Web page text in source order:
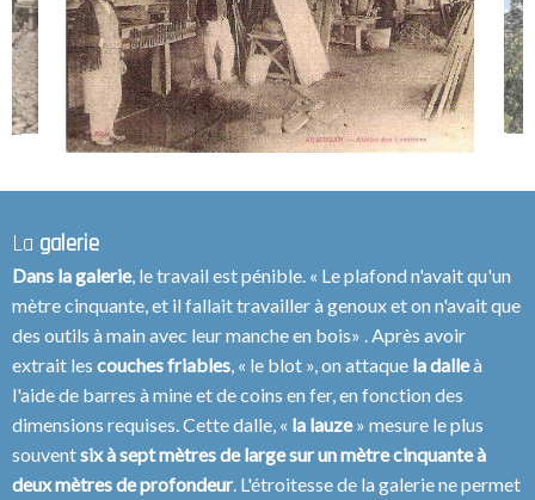
La galerie
Dans la galerie, le travail est pénible. « Le plafond n'avait qu'un
mètre cinquante, et il fallait travailler à genoux et on n'avait que
des outils à main avec leur manche en bois» . Après avoir
extrait les couches friables , « le blot », on attaque la dalleà
l'aide de barres à mine et de coins en fer, en fonction des
dimensions requises. Cette dalle, « la lauze» mesure le plus
souventsix à sept mètres de large sur un mètre cinquante à
deux mètres de profondeur. L'étroitesse de la galerie ne permet